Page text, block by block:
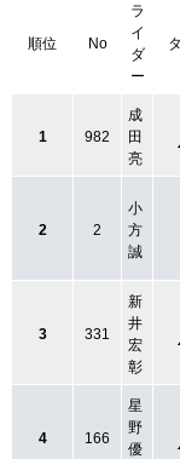
順位 No
ラ
イ
ダ
ー
1 982
成
田
亮
2 2
小
方
誠
3 331
新
井
宏
彰
4 166
星
野
優